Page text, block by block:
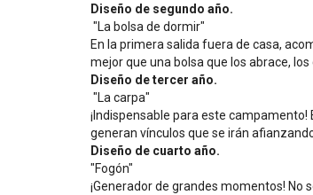
Diseño de segundo año.
"La bolsa de dormir"
En la primera salida fuera de casa,
mejor que una bolsa que los abrace,
Diseño de tercer año.
"La carpa"
¡Indispensable para este
generan vínculos que se irán
Diseño de cuarto año.
"Fogón"
¡Generador de grandes momentos!